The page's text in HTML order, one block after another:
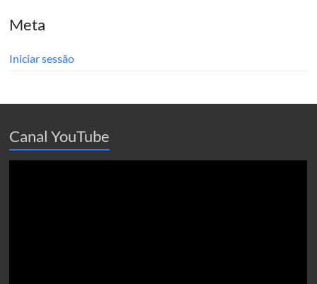
Meta
Iniciar sessão
Canal YouTube